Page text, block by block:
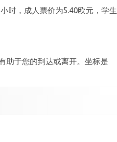
时，成人票价为5.40欧元，学生
助于您的到达或离开。坐标是